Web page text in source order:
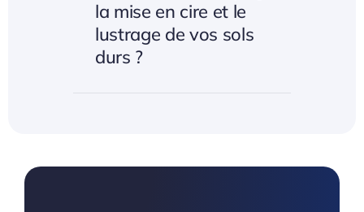
la mise en cire et le
lustrage de vos sols
durs ?